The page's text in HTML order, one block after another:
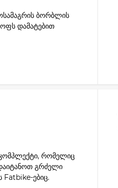
ბორბლის
დამატებით
რომელიც
გრძელი
Fatbike-ებიც.